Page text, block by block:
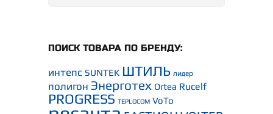
ПОИСК ТОВАРА ПО БРЕНДУ:
интепс SUNTEK ШТИЛЬ лидер
полигон Энерготех Ortea Rucelf
PROGRESS TEPLOCOM VoTo